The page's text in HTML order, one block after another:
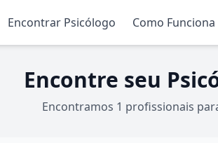
Encontrar Psicólogo Como Funciona
Encontre seu
Encontramos 1 profissionais